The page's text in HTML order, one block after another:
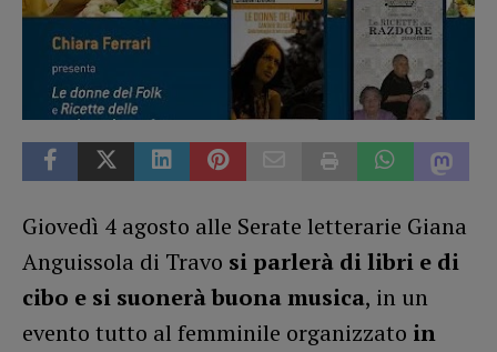
Giovedì 4 agosto alle Serate letterarie Giana
Anguissola di Travo si parlerà di libri e di
cibo e si suonerà buona musica, in un
evento tutto al femminile organizzato in